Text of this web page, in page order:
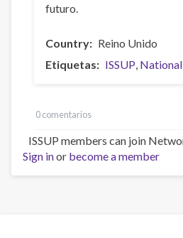
futuro.
Country
Reino Unido
Etiquetas
ISSUP
0 comentarios
ISSUP members can join
Sign inor become a member